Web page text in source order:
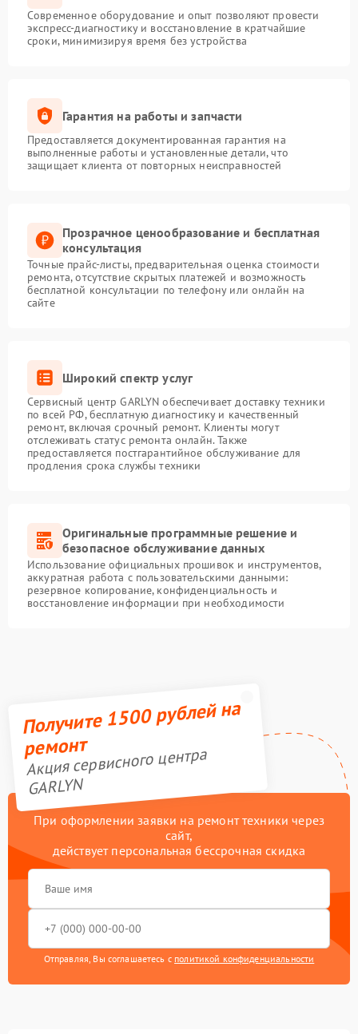
Современное оборудование и опыт позволяют провести
экспресс-диагностику и восстановление в кратчайшие
сроки, минимизируя время без устройства
Гарантия на работы и запчасти
Предоставляется документированная гарантия на
выполненные работы и установленные детали, что
защищает клиента от повторных неисправностей
Прозрачное ценообразование и бесплатная
консультация
Точные прайс-листы, предварительная оценка стоимости
ремонта, отсутствие скрытых платежей и возможность
бесплатной консультации по телефону или онлайн на
сайте
Широкий спектр услуг
Сервисный центр GARLYN обеспечивает доставку техники
по всей РФ, бесплатную диагностику и качественный
ремонт, включая срочный ремонт. Клиенты могут
отслеживать статус ремонта онлайн. Также
предоставляется постгарантийное обслуживание для
продления срока службы техники
Оригинальные программные решение и
безопасное обслуживание данных
Использование официальных прошивок и инструментов,
аккуратная работа с пользовательскими данными:
резервное копирование, конфиденциальность и
восстановление информации при необходимости
Получите 1500 рублей на
ремонт
Акция сервисного центра
GARLYN
При оформлении заявки на ремонт техники через
сайт,
действует персональная бессрочная скидка
Отправляя, Вы соглашаетесь с политикой конфиденциальности